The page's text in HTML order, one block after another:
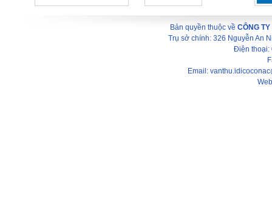
Bản quyền thuộc về CÔNG
Trụ sở chính: 326 Nguyễn An
Điện thoại:
Email: